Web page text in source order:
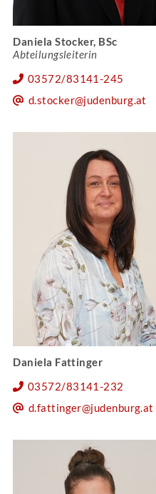
Daniela Stocker, BSc
Abteilungsleiterin
03572/83141-245
d.stocker@judenburg.at
Daniela Fattinger
03572/83141-232
d.fattinger@judenburg.at